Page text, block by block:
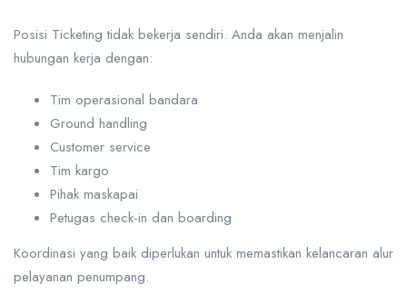
Posisi Ticketing tidak bekerja sendiri. Anda akan menjalin
hubungan kerja dengan:
Tim operasional bandara
Ground handling
Customer service
Tim kargo
Pihak maskapai
Petugas check-in dan boarding
Koordinasi yang baik diperlukan untuk memastikan kelancaran alur
pelayanan penumpang.